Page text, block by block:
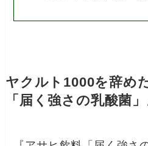
ヤクルト1000を辞め
「届く強さの乳酸菌